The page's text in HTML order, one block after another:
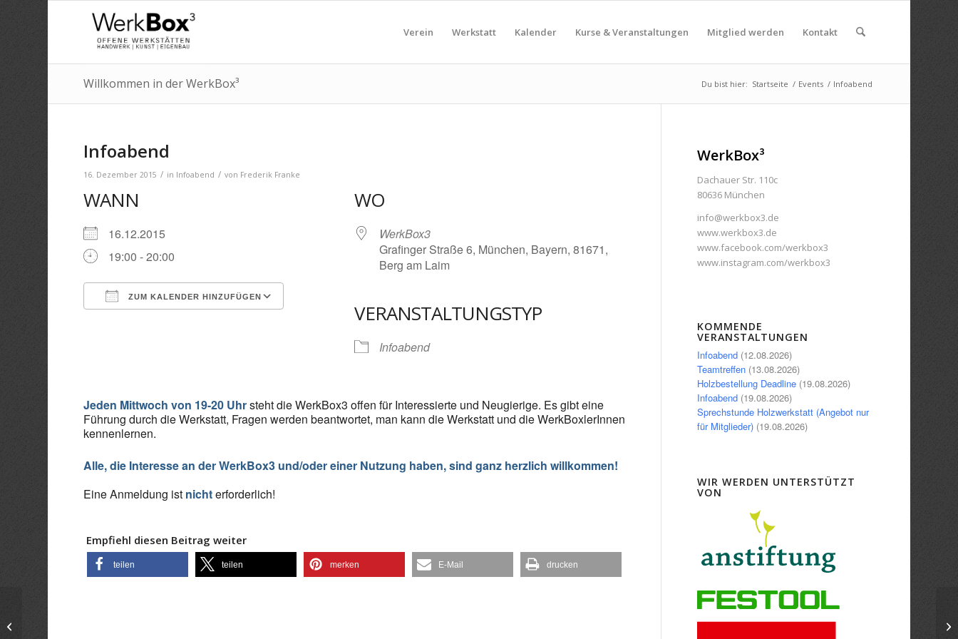
Verein Werkstatt Kalender Kurse & Veranstaltungen Mitglied werden Kontakt
Willkommen in der WerkBox³ Du bist hier: Startseite / Events / Infoabend
Infoabend
16. Dezember 2015 / in Infoabend / von Frederik Franke
WANN
16.12.2015
19:00 - 20:00
ZUM KALENDER HINZUFÜGEN
Google Kalender iCalendar Office 365
WO
WerkBox3
Grafinger Straße 6, München, Bayern, 81671,
Berg am Laim
VERANSTALTUNGSTYP
Infoabend
Jeden Mittwoch von 19-20 Uhrsteht die WerkBox3 offen für Interessierte und Neugierige. Es gibt eine
Führung durch die Werkstatt, Fragen werden beantwortet, man kann die Werkstatt und die WerkBoxlerInnen
kennenlernen.
Alle, die Interesse an der WerkBox3 und/oder einer Nutzung haben, sind ganz herzlich willkommen!
Eine Anmeldung ist nichterforderlich!
Empfiehl diesen Beitrag weiter
teilen teilen merken E-Mail drucken
WerkBox³
Dachauer Str. 110c
80636 München
info@werkbox3.de
www.werkbox3.de
www.facebook.com/werkbox3
www.instagram.com/werkbox3
KOMMENDE
VERANSTALTUNGEN
Infoabend (12.08.2026)
Teamtreffen (13.08.2026)
Holzbestellung Deadline (19.08.2026)
Infoabend (19.08.2026)
Sprechstunde Holzwerkstatt (Angebot nur
für Mitglieder) (19.08.2026)
WIR WERDEN UNTERSTÜTZT
VON